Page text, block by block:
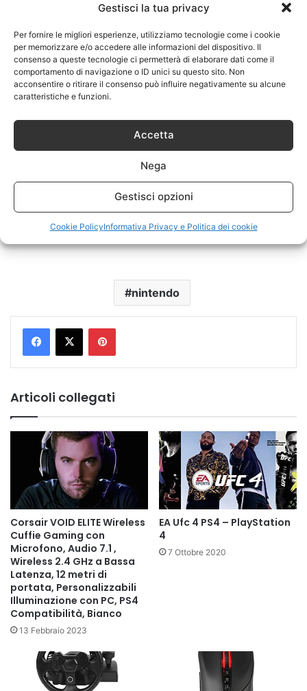
Gestisci la tua privacy
Per fornire le migliori esperienze, utilizziamo tecnologie come i cookie
per memorizzare e/o accedere alle informazioni del dispositivo. Il
consenso a queste tecnologie ci permetterà di elaborare dati come il
comportamento di navigazione o ID unici su questo sito. Non
acconsentire o ritirare il consenso può influire negativamente su alcune
caratteristiche e funzioni.
Accetta
Nega
Gestisci opzioni
Cookie PolicyInformativa Privacy e Politica dei cookie
nintendo
Pinterest
Articoli collegati
Corsair VOID ELITE Wireless
Cuffie Gaming con
Microfono, Audio 7.1 ,
Wireless 2.4 GHz a Bassa
Latenza, 12 metri di
portata, Personalizzabili
Illuminazione con PC, PS4
Compatibilità, Bianco
13 Febbraio 2023
EA Ufc 4 PS4 – PlayStation
4
7 Ottobre 2020